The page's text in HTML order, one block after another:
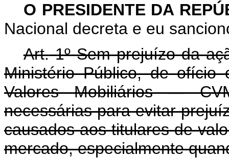
O PRESIDENTE DA
Nacional decreta e eu
Art.1º Sem prejuízo da
Ministério Público, de ofício
Valores Mobiliários —
necessárias para evitar
causados aos titulares de
mercado, especialmente